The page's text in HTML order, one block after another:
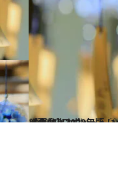
2022.8.4
【画像】2022年版 いつか行きたい！ 日本の夏の絶景 西日本篇まとめ《全160スポット》①
旅＆お出かけ